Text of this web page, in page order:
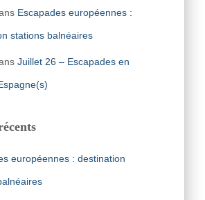
Escapades européennes :
stations balnéaires
Juillet 26 – Escapades en
européennes : destination